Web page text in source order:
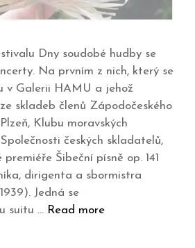
Dny soudobé hudby se
Na prvním z nich, který se
v Galerii HAMU a jehož
skladeb členů Zápodočeského
Klubu moravských
českých skladatelů,
Šibeční písně op. 141
dirigenta a sbormistra
Jedná se
suitu … Read more